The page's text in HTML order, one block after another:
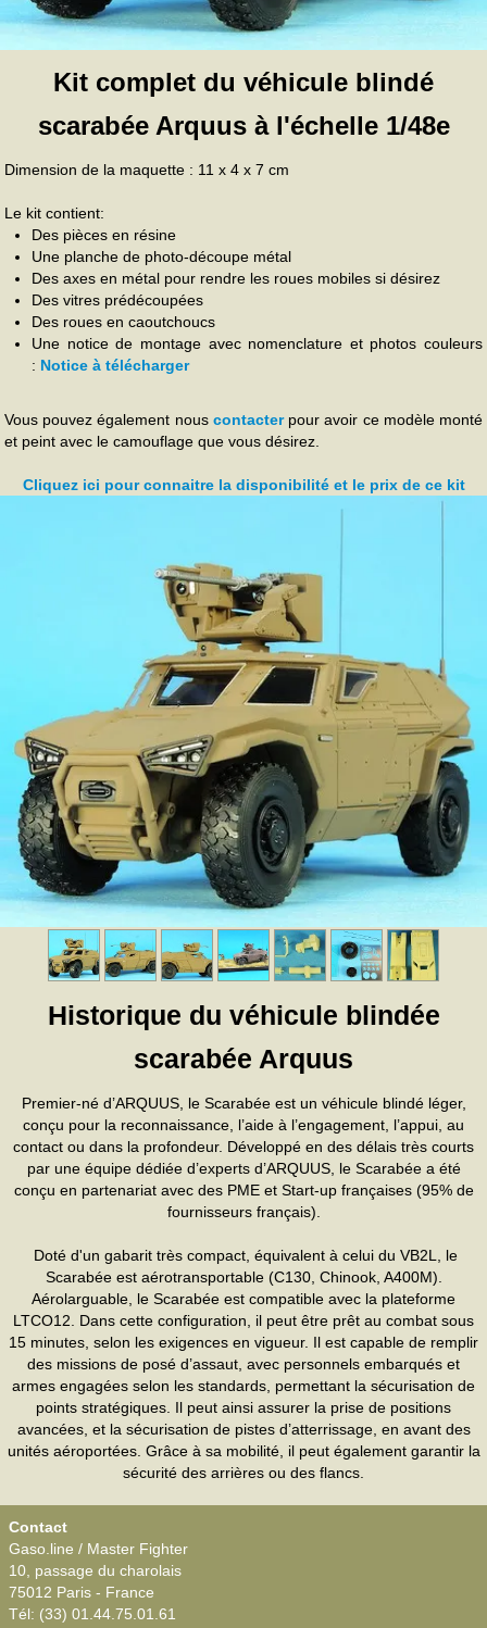
Kit complet du véhicule blindé
scarabée Arquus à l'échelle 1/48e
Dimension de la maquette : 11 x 4 x 7 cm
Le kit contient:
Des pièces en résine
Une planche de photo-découpe métal
Des axes en métal pour rendre les roues mobiles si désirez
Des vitres prédécoupées
Des roues en caoutchoucs
Une notice de montage avec nomenclature et photos couleurs
: Notice à télécharger
Vous pouvez également nous contacterpour avoir ce modèle monté
et peint avec le camouflage que vous désirez.
Cliquez ici pour connaitre la disponibilité et le prix de ce kit
Historique du véhicule blindée
scarabée Arquus
Premier-né d’ARQUUS, le Scarabée est un véhicule blindé léger,
conçu pour la reconnaissance, l’aide à l’engagement, l’appui, au
contact ou dans la profondeur. Développé en des délais très courts
par une équipe dédiée d’experts d’ARQUUS, le Scarabée a été
conçu en partenariat avec des PME et Start-up françaises (95% de
fournisseurs français).
Doté d'un gabarit très compact, équivalent à celui du VB2L, le
Scarabée est aérotransportable (C130, Chinook, A400M).
Aérolarguable, le Scarabée est compatible avec la plateforme
LTCO12. Dans cette configuration, il peut être prêt au combat sous
15 minutes, selon les exigences en vigueur. Il est capable de remplir
des missions de posé d’assaut, avec personnels embarqués et
armes engagées selon les standards, permettant la sécurisation de
points stratégiques. Il peut ainsi assurer la prise de positions
avancées, et la sécurisation de pistes d’atterrissage, en avant des
unités aéroportées. Grâce à sa mobilité, il peut également garantir la
sécurité des arrières ou des flancs.
Contact
Gaso.line / Master Fighter
10, passage du charolais
75012 Paris - France
Tél: (33) 01.44.75.01.61